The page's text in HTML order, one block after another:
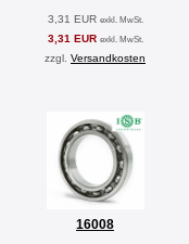
3,31 EUR exkl. MwSt.
3,31 EUR exkl. MwSt.
zzgl. Versandkosten
16008